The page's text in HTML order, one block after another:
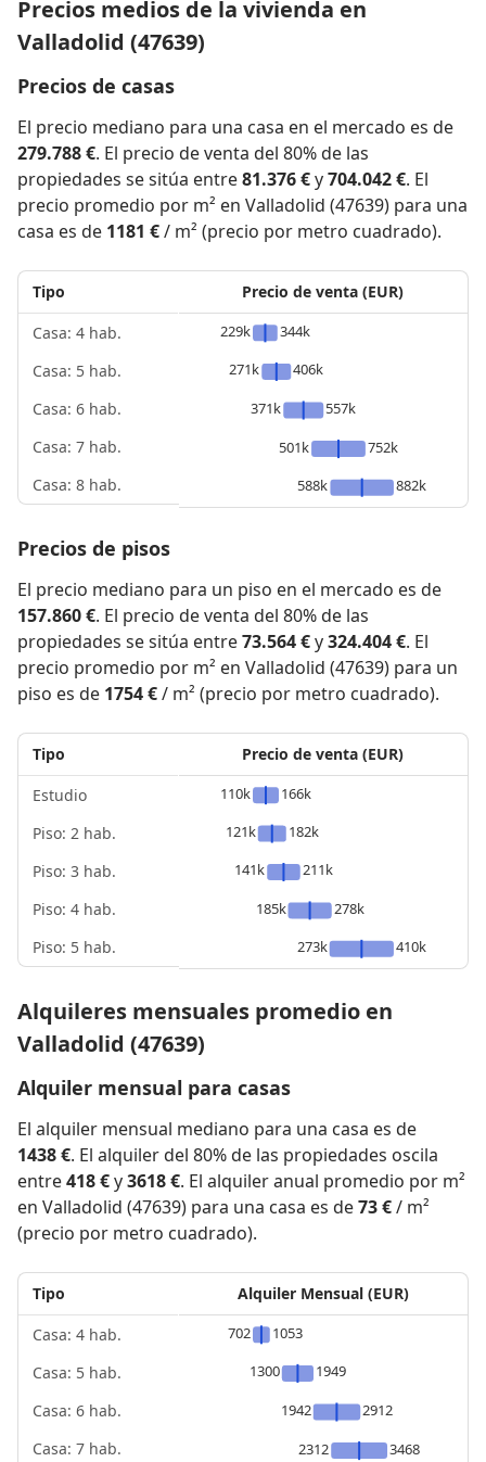
Precios medios de la vivienda en
Valladolid (47639)
Precios de casas
El precio mediano para una casa en el mercado es de
279.788 €. El precio de venta del 80% de las
propiedades se sitúa entre81.376 €y704.042 €. El
precio promedio por m² en Valladolid (47639) para una
casa es de 1181 €/ m² (precio por metro cuadrado).
Tipo
Casa: 4 hab.
Casa: 5 hab.
Casa: 6 hab.
Casa: 7 hab.
Casa: 8 hab.
Precio de venta (EUR)
229k
344k
271k
406k
371k
557k
501k
752k
588k
882k
Precios de pisos
El precio mediano para un piso en el mercado es de
157.860 €. El precio de venta del 80% de las
propiedades se sitúa entre73.564 €y324.404 €. El
precio promedio por m² en Valladolid (47639) para un
piso es de 1754 €/ m² (precio por metro cuadrado).
Tipo
Estudio
Piso: 2 hab.
Piso: 3 hab.
Piso: 4 hab.
Piso: 5 hab.
Precio de venta (EUR)
110k
166k
121k
182k
141k
211k
185k
278k
273k
410k
Alquileres mensuales promedio en
Valladolid (47639)
Alquiler mensual para casas
El alquiler mensual mediano para una casa es de
1438 €. El alquiler del 80% de las propiedades oscila
entre418 €y3618 €. El alquiler anual promedio por m²
en Valladolid (47639) para una casa es de73 €/ m²
(precio por metro cuadrado).
Tipo
Casa: 4 hab.
Casa: 5 hab.
Casa: 6 hab.
Casa: 7 hab.
Alquiler Mensual (EUR)
702
1053
1300
1949
1942
2912
2312
3468